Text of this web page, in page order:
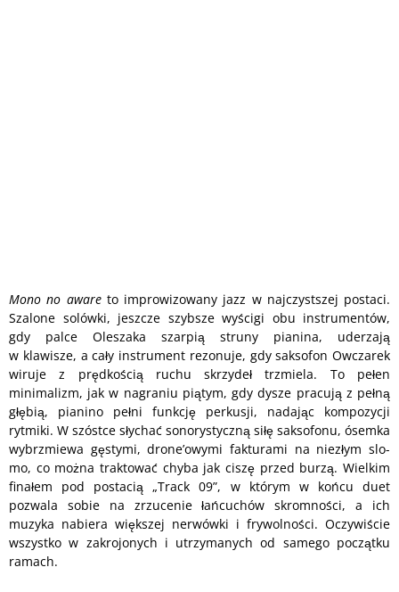
Mono no awareto improwizowany jazz w najczystszej postaci.
Szalone solówki, jeszcze szybsze wyścigi obu instrumentów,
gdy palce Oleszaka szarpią struny pianina, uderzają
w klawisze, a cały instrument rezonuje, gdy saksofon Owczarek
wiruje z prędkością ruchu skrzydeł trzmiela. To pełen
minimalizm, jak w nagraniu piątym, gdy dysze pracują z pełną
głębią, pianino pełni funkcję perkusji, nadając kompozycji
rytmiki. W szóstce słychać sonorystyczną siłę saksofonu, ósemka
wybrzmiewa gęstymi, drone’owymi fakturami na niezłym slo-
mo, co można traktować chyba jak ciszę przed burzą. Wielkim
finałem pod postacią „Track 09”, w którym w końcu duet
pozwala sobie na zrzucenie łańcuchów skromności, a ich
muzyka nabiera większej nerwówki i frywolności. Oczywiście
wszystko w zakrojonych i utrzymanych od samego początku
ramach.